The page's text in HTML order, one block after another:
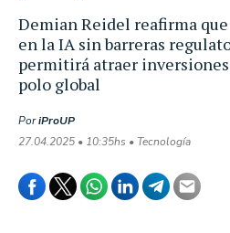
Demian Reidel reafirma
en la IA sin barreras
permitirá atraer
polo global
PoriProUP
27.04.2025 • 10:35hs • Tecnología